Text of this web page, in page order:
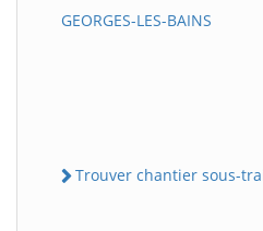
GEORGES-LES-BAINS
Trouver chantier sous-